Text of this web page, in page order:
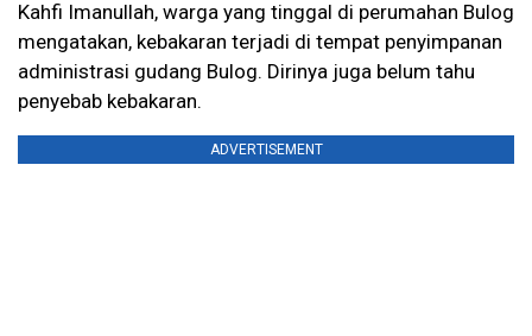
Kahfi Imanullah, warga yang tinggal di perumahan Bulog
mengatakan, kebakaran terjadi di tempat penyimpanan
administrasi gudang Bulog. Dirinya juga belum tahu
penyebab kebakaran.
ADVERTISEMENT